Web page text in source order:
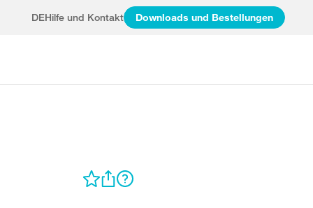
DEHilfe und Kontakt Downloads und Bestellungen